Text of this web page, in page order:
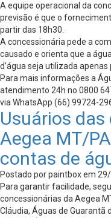
A equipe operacional da
previsão é que o
partir das 18h30.
A concessionária pede a
causado e orienta que a
d’água seja utilizada
Para mais informações a
atendimento 24h no 0800
via WhatsApp (66) 99724-
Usuários
Aegea MT/
contas de
Postado por paintbox em
Para garantir facilidade,
concessionárias da Aegea
Cláudia, Águas de Guarantã